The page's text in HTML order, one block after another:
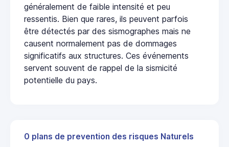
généralement de faible intensité et peu
ressentis. Bien que rares, ils peuvent parfois
être détectés par des sismographes mais ne
causent normalement pas de dommages
significatifs aux structures. Ces événements
servent souvent de rappel de la sismicité
potentielle du pays.
0 plans de prevention des risques Naturels